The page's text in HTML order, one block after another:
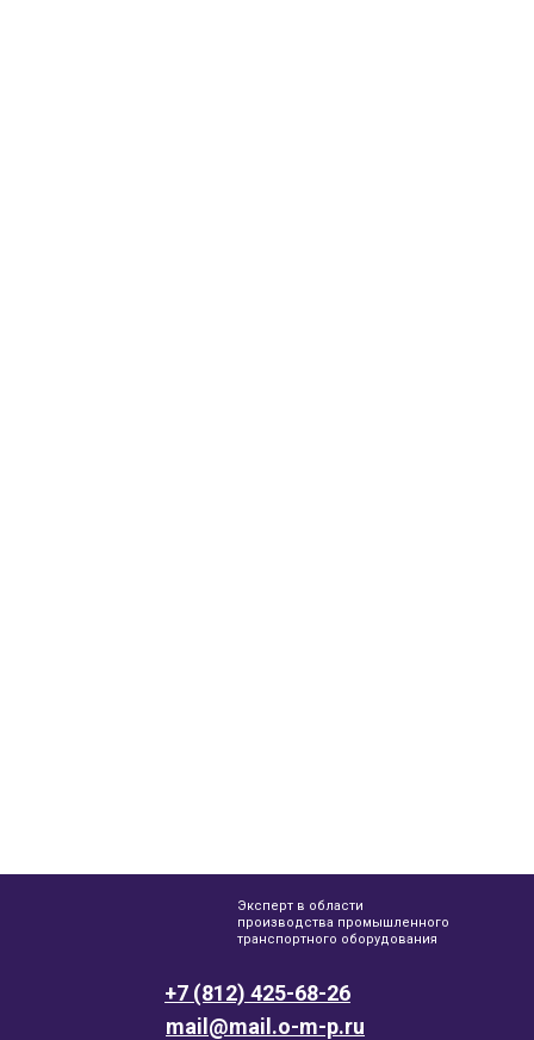
Эксперт в области
производства промышленного
транспортного оборудования
+7 (812) 425-68-26
mail@mail.o-m-p.ru